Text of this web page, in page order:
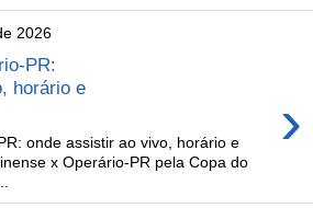
2026
PR:
horário e
›
onde assistir ao vivo, horário e
x Operário-PR pela Copa do